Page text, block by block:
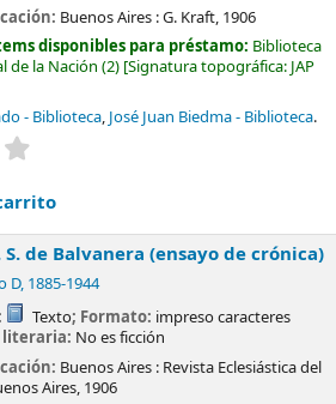
Buenos Aires :G. Kraft, 1906
disponibles para préstamo: Biblioteca
de la Nación (2) Signatura topográfica: JAP
- Biblioteca, José Juan Biedma - Biblioteca.
de Balvanera (ensayo de crónica)
D, 1885-1944
Texto; Formato: impreso caracteres
literaria: No es ficción
Buenos Aires : Revista Eclesiástica del
Aires, 1906